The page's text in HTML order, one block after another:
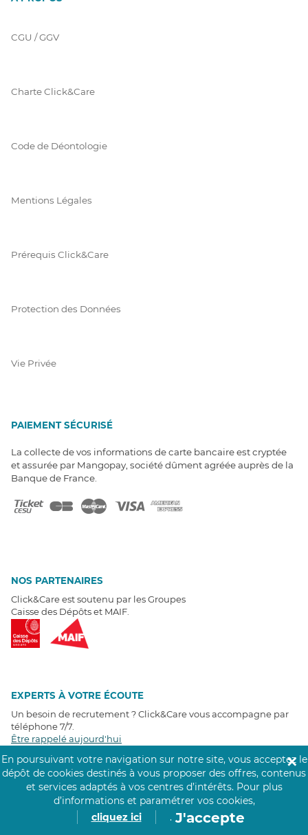
CGU / GGV
Charte Click&Care
Code de Déontologie
Mentions Légales
Prérequis Click&Care
Protection des Données
Vie Privée
PAIEMENT SÉCURISÉ
La collecte de vos informations de carte bancaire est cryptée
et assurée par Mangopay, société dûment agréée auprès de la
Banque de France.
NOS PARTENAIRES
Click&Care est soutenu par les Groupes
Caisse des Dépôts et MAIF.
EXPERTS À VOTRE ÉCOUTE
Un besoin de recrutement ? Click&Care vous accompagne par
téléphone 7/7
Être rappelé aujourd'hui
TÉMOIGNAGES CLIENTS
4,6
Avis clientsrécoltés sur
En poursuivant votre navigation sur notre site, vous acceptez le
dépôt de cookies destinés à vous proposer des offres, contenus
et services adaptés à vos centres d’intérêts. Pour plus
d’informations et paramétrer vos cookies,
cliquez ici
. J'accepte
✕